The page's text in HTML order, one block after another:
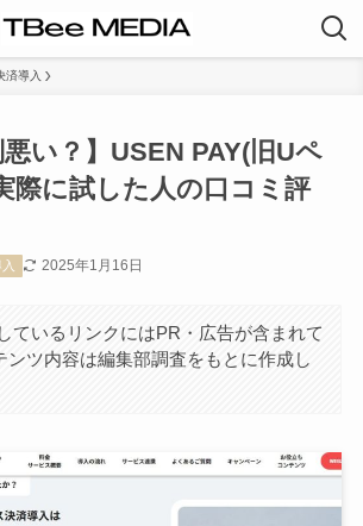
済導入
悪い？】USEN PAY(旧Uペ
際に試した人の口コミ評
2025年1月16日
ているリンクにはPR・広告が含まれて
ンツ内容は編集部調査をもとに作成し